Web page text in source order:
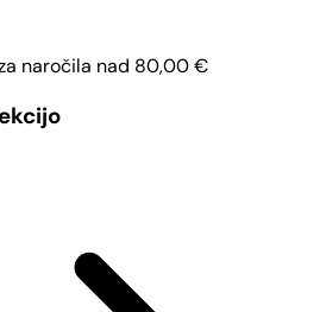
naročila nad 80,00€